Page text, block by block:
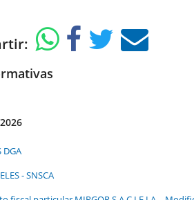
DGA
- SNSCA